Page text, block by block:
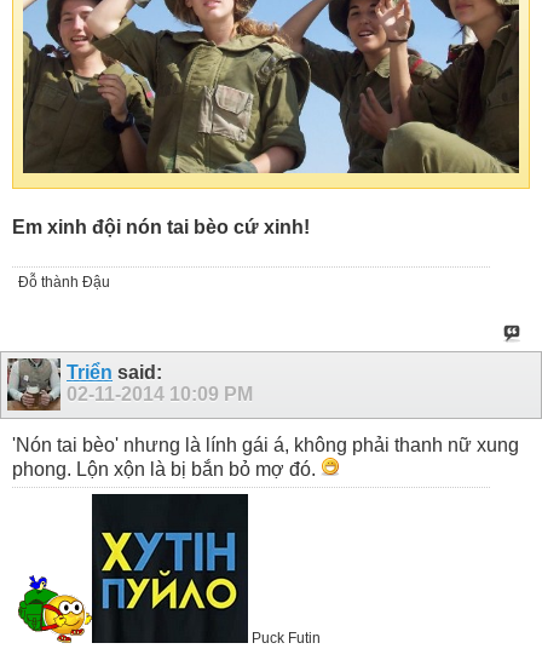
Em xinh đội nón tai bèo cứ xinh!
Đỗ thành Đậu
Triển said:
02-11-2014 10:09 PM
'Nón tai bèo' nhưng là lính gái á, không phải thanh nữ xung
phong. Lộn xộn là bị bắn bỏ mợ đó.
Puck Futin